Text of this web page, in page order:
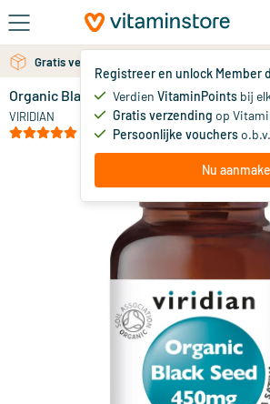
Ga naar de hoofdinhoud
Registreer en unlock Member
Verdien VitaminPoints bij
Gratis verzending op
Persoonlijke vouchers
Nu
Gratis verzending vanaf 25 euro
Gratis persoonlijk advies via chat of email
Organic Black Seed capsules
VIRIDIAN